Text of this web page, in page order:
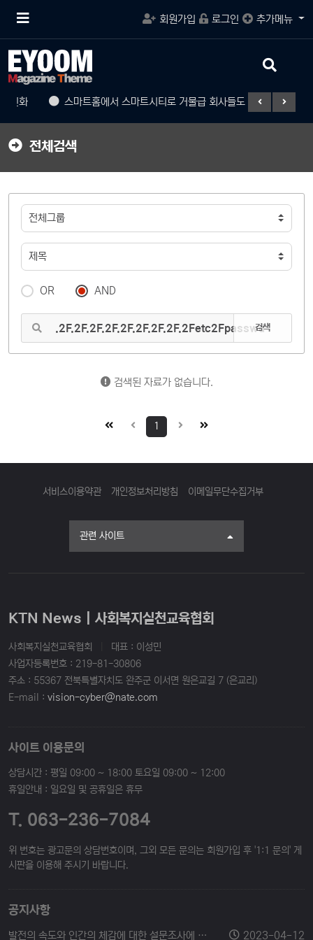
메
튼
회원가입 로그인 추가메뉴
진화 스마트홈에서 스마트시티로 거물급 회사들도 참여
검
버
전체검색
OR AND
검색
검색된 자료가 없습니다.
1
서비스이용약관 개인정보처리방침 이메일무단수집거부
관련 사이트
KTN News | 사회복지실천교육협회
사회복지실천교육협회
대표 : 이성민
사업자등록번호 : 219-81-30806
주소 : 55367 전북특별자치도 완주군 이서면 원은교길 7 (은교리)
E-mail : vision-cyber@nate.com
사이트 이용문의
상담시간 : 평일 09:00 ~ 18:00 토요일 09:00 ~ 12:00
휴일안내 : 일요일 및 공휴일은 휴무
T. 063-236-7084
위 번호는 광고문의 상담번호이며, 그외 모든 문의는 회원가입 후 '1:1 문의' 게
시판을 이용해 주시기 바랍니다.
공지사항
발전의 속도와 인간의 체감에 대한 설문조사에 참여해 주세요. 2023-04-12